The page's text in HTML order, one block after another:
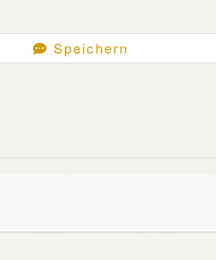
Speichern